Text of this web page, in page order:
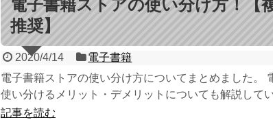
電子書籍ストアの使い分け方！【
推奨】
2020/4/14
電子書籍
電子書籍ストアの使い分け方についてまとめました。
使い分けるメリット・デメリットについても解説して
記事を読む